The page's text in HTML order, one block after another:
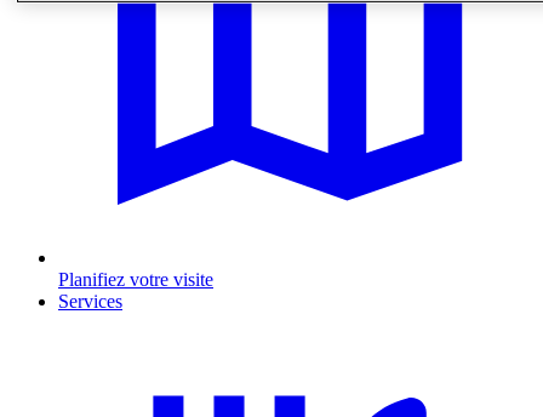
Planifiez votre visite
Services